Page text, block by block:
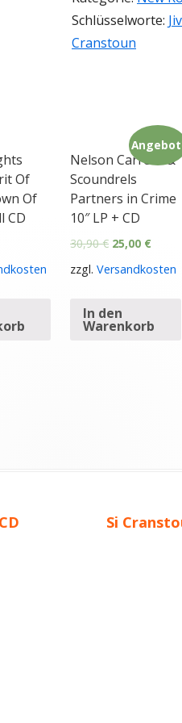
Schlüsselworte:
Cranstoun
Of
Of
CD
Nelson Carrera &
Scoundrels
Partners in Crime
10″ LP + CD
30,90€ 25,00 €
zzgl.Versandkosten
In den
Warenkorb
Nächster
Si